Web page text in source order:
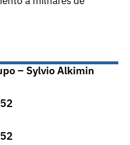
– Sylvio Alkimin